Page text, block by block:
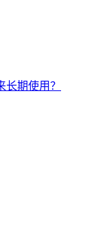
期使用？